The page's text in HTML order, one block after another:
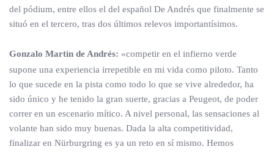
del pódium, entre ellos el del español De Andrés que finalmente se
situó en el tercero, tras dos últimos relevos importantísimos.
Gonzalo Martín de Andrés: «competir en el infierno verde
supone una experiencia irrepetible en mi vida como piloto. Tanto
lo que sucede en la pista como todo lo que se vive alrededor, ha
sido único y he tenido la gran suerte, gracias a Peugeot, de poder
correr en un escenario mítico. A nivel personal, las sensaciones al
volante han sido muy buenas. Dada la alta competitividad,
finalizar en Nürburgring es ya un reto en sí mismo. Hemos